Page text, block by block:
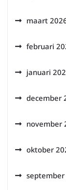
maart
februari
januari
december
november
oktober
september